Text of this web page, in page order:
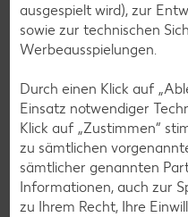
ausgespielt wird), zur
sowie zur technischen
Werbeausspielungen.
Durch einen Klick auf
Einsatz notwendiger
Klick auf „Zustimmen“
zu sämtlichen
sämtlicher genannten
Informationen, auch zur
zu Ihrem Recht, Ihre